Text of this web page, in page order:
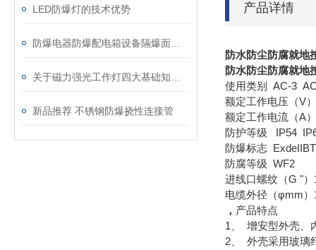
LED防爆灯的技术优势
新品推荐 不锈钢防爆挠性连接管
产品详情
防水防尘防腐就地
防水防尘防腐就地
使用类别 AC-3
额定工作电压（V
额定工作电流（A
防护等级 IP54
防爆标志
防腐等级 WF2
进线口螺纹（G "）
电缆外径（φmm）
， 产品特点
1、 增安型外壳、
2、 外壳采用玻璃